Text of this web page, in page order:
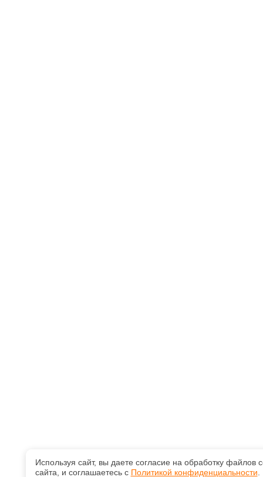
Используя сайт, вы даете согласие на обработку
сайта, и соглашаетесь с Политикой конфиденциальности